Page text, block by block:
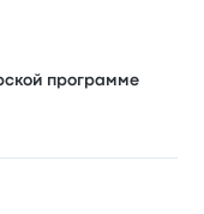
программе